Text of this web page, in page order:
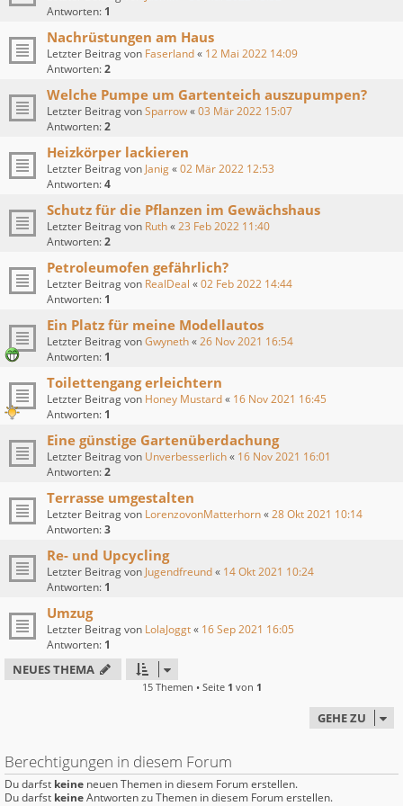
Antworten: 1
Nachrüstungen am Haus
Letzter Beitrag von Faserland« 12 Mai 2022 14:09
Antworten:2
Welche Pumpe um Gartenteich auszupumpen?
Letzter Beitrag vonSparrow«03 Mär 2022 15:07
Antworten:2
Heizkörper lackieren
Letzter Beitrag von Janig«02 Mär 2022 12:53
Antworten:4
Schutz für die Pflanzen im Gewächshaus
Letzter Beitrag von Ruth«23 Feb 2022 11:40
Antworten:2
Petroleumofen gefährlich?
Letzter Beitrag von RealDeal «02 Feb 2022 14:44
Antworten: 1
Ein Platz für meine Modellautos
Letzter Beitrag vonGwyneth«26 Nov 2021 16:54
Antworten: 1
Toilettengang erleichtern
Letzter Beitrag von Honey Mustard« 16 Nov 2021 16:45
Antworten: 1
Eine günstige Gartenüberdachung
Letzter Beitrag von Unverbesserlich« 16 Nov 2021 16:01
Antworten:2
Terrasse umgestalten
Letzter Beitrag von LorenzovonMatterhorn«28 Okt 2021 10:14
Antworten:3
Re- und Upcycling
Letzter Beitrag von Jugendfreund« 14 Okt 2021 10:24
Antworten: 1
Umzug
Letzter Beitrag von LolaJoggt« 16 Sep 2021 16:05
Antworten: 1
NEUES THEMA
15 Themen • Seite 1 von 1
GEHE ZU
Berechtigungen in diesem Forum
Du darfst keine neuen Themen in diesem Forum erstellen.
Du darfst keineAntworten zu Themen in diesem Forum erstellen.